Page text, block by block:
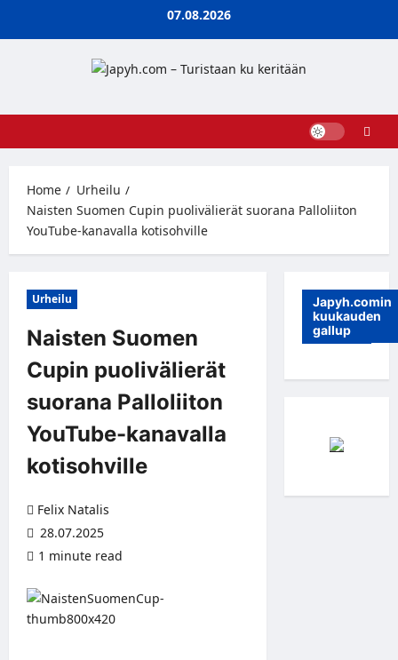
07.08.2026
Home
Urheilu
Naisten Suomen Cupin puolivälierät suorana Palloliiton
YouTube-kanavalla kotisohville
Urheilu
Naisten Suomen
Cupin puolivälierät
suorana Palloliiton
YouTube-kanavalla
kotisohville
Felix Natalis
28.07.2025
1 minute read
Japyh.comin
kuukauden
gallup